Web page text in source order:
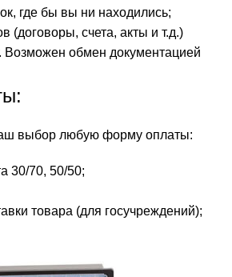
где бы вы ни находились;
(договоры, счета, акты и т.д.)
Возможен обмен документацией
выбор любую форму оплаты:
30/70, 50/50;
товара (для госучреждений);